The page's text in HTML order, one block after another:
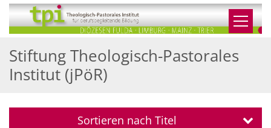
Zum Inhalt springen
Stiftung Theologisch-Pastorales
Institut (jPöR)
Sortieren nach Titel